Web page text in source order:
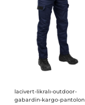
lacivert-likralı-outdoor-
gabardin-kargo-pantolon